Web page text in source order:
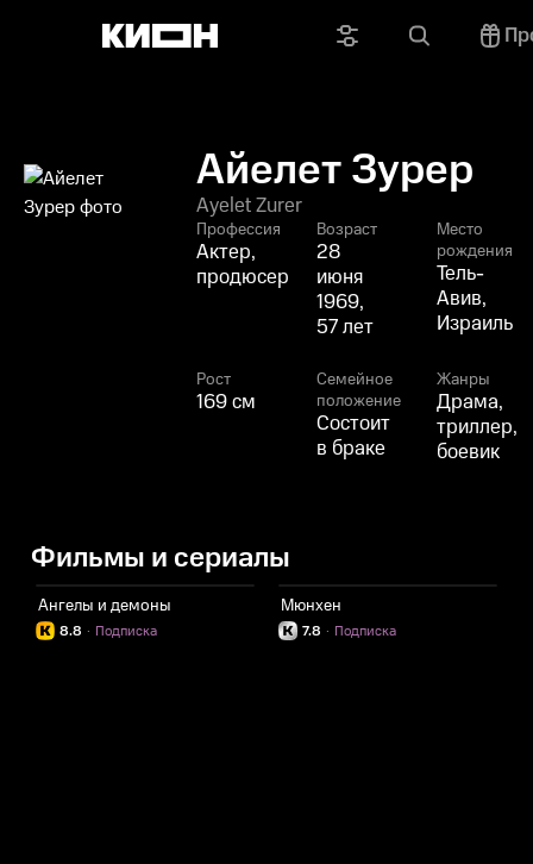
Айелет Зурер
Ayelet Zurer
Профессия
Актер,
продюсер
Возраст
28
июня
1969,
57 лет
Место
рождения
Тель-
Авив,
Израиль
Рост
169 см
Семейное
положение
Состоит
в браке
Жанры
Драма,
триллер,
боевик
Фильмы и сериалы
Ангелы и демоны
8.8 Подписка
·
Мюнхен
7.8 Подписка
·